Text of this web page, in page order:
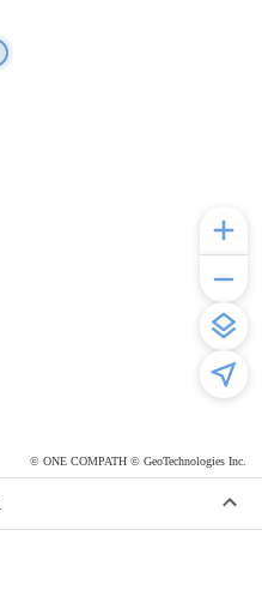
© ONE COMPATH © GeoTechnologies Inc.